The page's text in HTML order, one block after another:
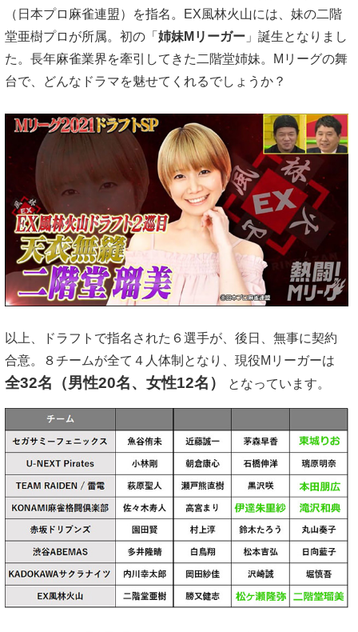
（日本プロ麻雀連盟）を指名。EX風林火山には、妹の二階
堂亜樹プロが所属。初の「 姉妹Mリーガー 」誕生となりまし
た。長年麻雀業界を牽引してきた二階堂姉妹。Mリーグの舞
台で、どんなドラマを魅せてくれるでしょうか？
以上、ドラフトで指名された６選手が、後日、無事に契約
合意。８チームが全て４人体制となり、現役Mリーガーは
全32名（男性20名、女性12名） となっています。